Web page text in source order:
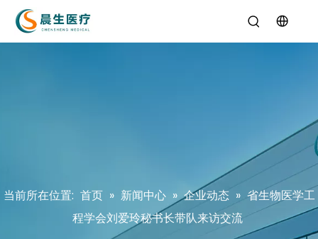
当前所在位置: 首页 » 新闻中心 » 企业动态 » 省生物医学工
程学会刘爱玲秘书长带队来访交流